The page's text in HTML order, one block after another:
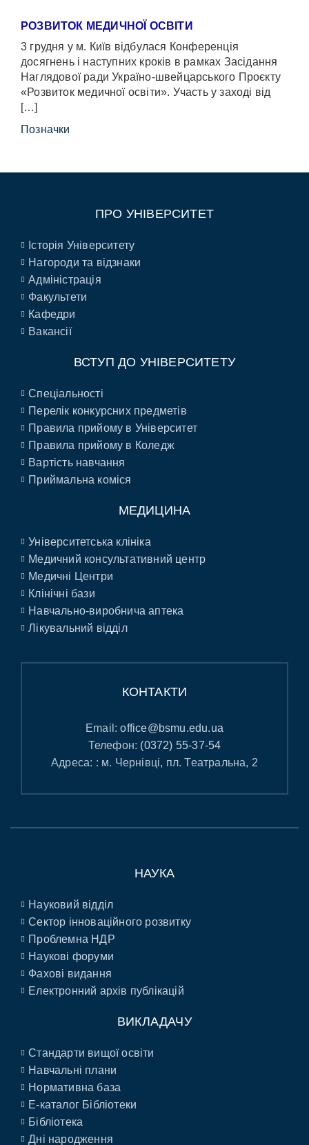
РОЗВИТОК МЕДИЧНОЇ ОСВІТИ
3 грудня у м. Київ відбулася Конференція
досягнень і наступних кроків в рамках Засідання
Наглядової ради Україно-швейцарського Проєкту
«Розвиток медичної освіти». Участь у заході від
[…]
Позначки
ПРО УНІВЕРСИТЕТ
Історія Університету
Нагороди та відзнаки
Адміністрація
Факультети
Кафедри
Вакансії
ВСТУП ДО УНІВЕРСИТЕТУ
Спеціальності
Перелік конкурсних предметів
Правила прийому в Університет
Правила прийому в Коледж
Вартість навчання
Приймальна коміся
МЕДИЦИНА
Університетська клініка
Медичний консультативний центр
Медичні Центри
Клінічні бази
Навчально-виробнича аптека
Лікувальний відділ
КОНТАКТИ
Email:office@bsmu.edu.ua
Телефон: (0372) 55-37-54
Адреса: : м. Чернівці, пл. Театральна, 2
НАУКА
Науковий відділ
Сектор інноваційного розвитку
Проблемна НДР
Наукові форуми
Фахові видання
Електронний архів публікацій
ВИКЛАДАЧУ
Стандарти вищої освіти
Навчальні плани
Нормативна база
E-каталог Бібліотеки
Бібліотека
Дні народження